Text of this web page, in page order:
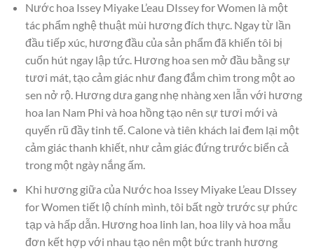
Nước hoa Issey Miyake L’eau DIssey for Women là một
tác phẩm nghệ thuật mùi hương đích thực. Ngay từ lần
đầu tiếp xúc, hương đầu của sản phẩm đã khiến tôi bị
cuốn hút ngay lập tức. Hương hoa sen mở đầu bằng sự
tươi mát, tạo cảm giác như đang đắm chìm trong một ao
sen nở rộ. Hương dưa gang nhẹ nhàng xen lẫn với hương
hoa lan Nam Phi và hoa hồng tạo nên sự tươi mới và
quyến rũ đầy tinh tế. Calone và tiên khách lai đem lại một
cảm giác thanh khiết, như cảm giác đứng trước biển cả
trong một ngày nắng ấm.
Khi hương giữa của Nước hoa Issey Miyake L’eau DIssey
for Women tiết lộ chính mình, tôi bất ngờ trước sự phức
tạp và hấp dẫn. Hương hoa linh lan, hoa lily và hoa mẫu
đơn kết hợp với nhau tạo nên một bức tranh hương